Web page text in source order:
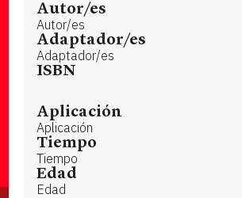
Autor/es
Autor/es
Adaptador/es
Adaptador/es
ISBN
Aplicación
Aplicación
Tiempo
Tiempo
Edad
Edad